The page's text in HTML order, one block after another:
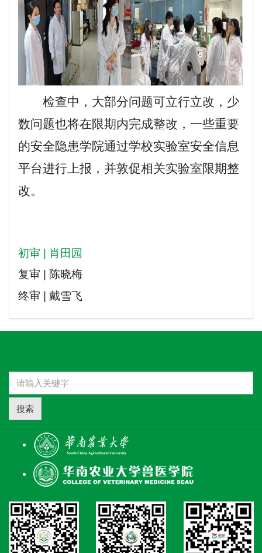
检查中，大部分问题可立行立改，少
数问题也将在限期内完成整改，一些重要
的安全隐患学院通过学校实验室安全信息
平台进行上报，并敦促相关实验室限期整
改。
初审 | 肖田园
复审 | 陈晓梅
终审 | 戴雪飞
搜索